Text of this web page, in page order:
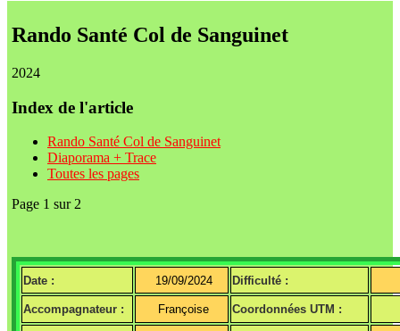
Rando Santé Col de Sanguinet
2024
Index de l'article
Rando Santé Col de Sanguinet
Diaporama + Trace
Toutes les pages
Page 1 sur 2
Date : 19/09/2024 Difficulté :
Accompagnateur : Françoise Coordonnées UTM :